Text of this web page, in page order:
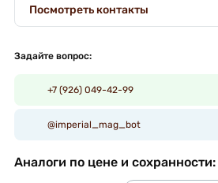
Посмотреть контакты
Задайте вопрос:
+7 (926) 049-42-99
@imperial_mag_bot
Аналоги по цене и сохранности: